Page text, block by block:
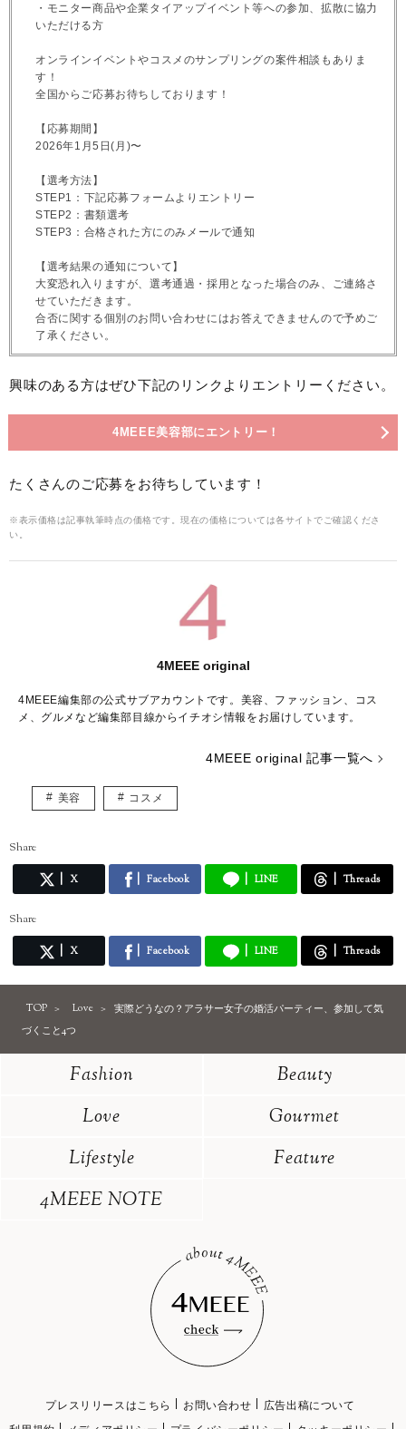
・モニター商品や企業タイアップイベント等への参加、拡散に協力
いただける方
オンラインイベントやコスメのサンプリングの案件相談もありま
す！
全国からご応募お待ちしております！
【応募期間】
2026年1月5日(月)〜
【選考方法】
STEP1：下記応募フォームよりエントリー
STEP2：書類選考
STEP3：合格された方にのみメールで通知
【選考結果の通知について】
大変恐れ入りますが、選考通過・採用となった場合のみ、ご連絡さ
せていただきます。
合否に関する個別のお問い合わせにはお答えできませんので予めご
了承ください。
興味のある方はぜひ下記のリンクよりエントリーください。
4MEEE美容部にエントリー！
たくさんのご応募をお待ちしています！
※表示価格は記事執筆時点の価格です。現在の価格については各サイトでご確認くださ
い。
4MEEE original
4MEEE編集部の公式サブアカウントです。美容、ファッション、コス
メ、グルメなど編集部目線からイチオシ情報をお届けしています。
4MEEE original 記事一覧へ
美容 コスメ
Share
X Facebook LINE Threads
Share
X Facebook LINE Threads
TOP Love
実際どうなの？アラサー女子の婚活パーティー、参加して気
づくこと4つ
Fashion
Beauty
Love
Gourmet
Lifestyle
Feature
4MEEE NOTE
プレスリリースはこちら お問い合わせ
広告出稿について